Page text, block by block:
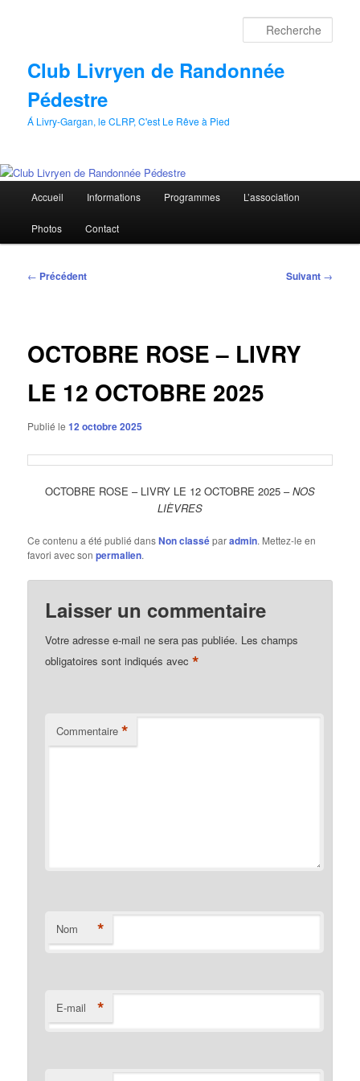
Club Livryen de Randonnée
Pédestre
Á Livry-Gargan, le CLRP, C'est Le Rêve à Pied
principal
Accueil Informations Programmes L’association
Photos Contact
Navigation
← Précédent Suivant →
OCTOBRE ROSE – LIVRY
LE 12 OCTOBRE 2025
Publié le12 octobre 2025
OCTOBRE ROSE – LIVRY LE 12 OCTOBRE 2025 –NOS
LIÈVRES
Ce contenu a été publié dansNon classéparadmin. Mettez-le en
favori avec sonpermalien.
Laisser un commentaire
Votre adresse e-mail ne sera pas publiée. Les champs
obligatoires sont indiqués avec*
Commentaire *
Nom *
E-mail *